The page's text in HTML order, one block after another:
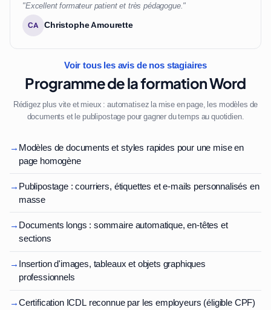
"Excellent formateur patient et très pédagogue."
CA Christophe Amourette
Voir tous les avis de nos stagiaires
Programme de la formation Word
Rédigez plus vite et mieux : automatisez la mise en page, les modèles de
documents et le publipostage pour gagner du temps au quotidien.
→ Modèles de documents et styles rapides pour une mise en
page homogène
→ Publipostage : courriers, étiquettes et e-mails personnalisés en
masse
→ Documents longs : sommaire automatique, en-têtes et
sections
→ Insertion d'images, tableaux et objets graphiques
professionnels
→Certification ICDL reconnue par les employeurs (éligible CPF)